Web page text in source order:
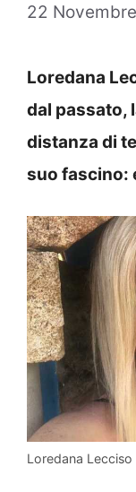
22
Loredana
dal passato,
distanza di
suo fascino:
Loredana